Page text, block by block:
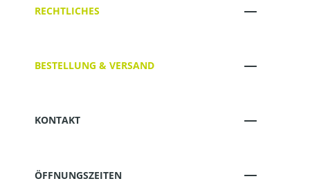
RECHTLICHES
BESTELLUNG & VERSAND
KONTAKT
ÖFFNUNGSZEITEN